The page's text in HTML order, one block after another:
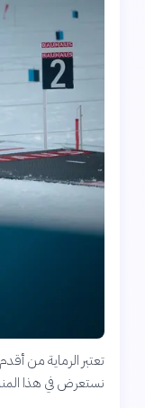
تعتبر الرماية من
نستعرض في هذا